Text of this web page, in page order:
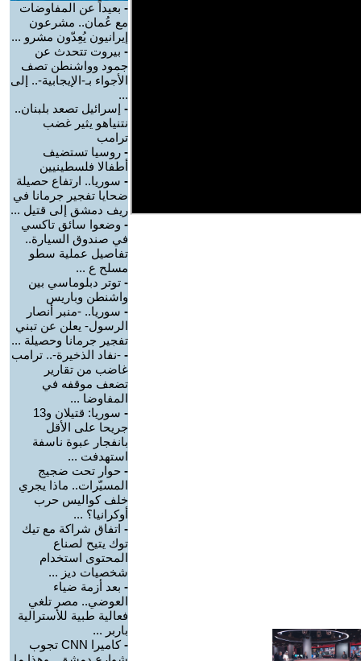
- بعيداً عن المفاوضات
مع عُمان.. مشرعون
إيرانيون يُعِدّون مشرو ...
- بيروت تتحدث عن
جمود وواشنطن تصف
الأجواء بـ-الإيجابية-.. إلى
...
- إسرائيل تصعد بلبنان..
نتنياهو يثير غضب
ترامب
- روسيا تستضيف
أطفالا فلسطينيين
- سوريا.. ارتفاع حصيلة
ضحايا تفجير جرمانا في
ريف دمشق إلى قتيل ...
- وضعوا سائق تاكسي
في صندوق السيارة..
تفاصيل عملية سطو
مسلح ع ...
- توتر دبلوماسي بين
واشنطن وباريس
- سوريا.. -منبر أنصار
الرسول- يعلن عن تبني
تفجير جرمانا وحصيلة ...
- -نفاد الذخيرة-.. ترامب
غاضب من تقارير
تضعف موقفه في
المفاوضا ...
-
سوريا: قتيلان و13
جريحا على الأقل
بانفجار عبوة ناسفة
استهدفت ...
- حوار تحت ضجيج
المسيّرات.. ماذا يجري
خلف كواليس حرب
أوكرانيا؟ ...
- اتفاق شراكة مع تيك
توك يتيح لصناع
المحتوى استخدام
شخصيات ديز ...
- بعد أزمة ضياء
العوضي.. مصر تلغي
فعالية طبية للأسترالية
باربر ...
-
كاميرا CNN تجوب